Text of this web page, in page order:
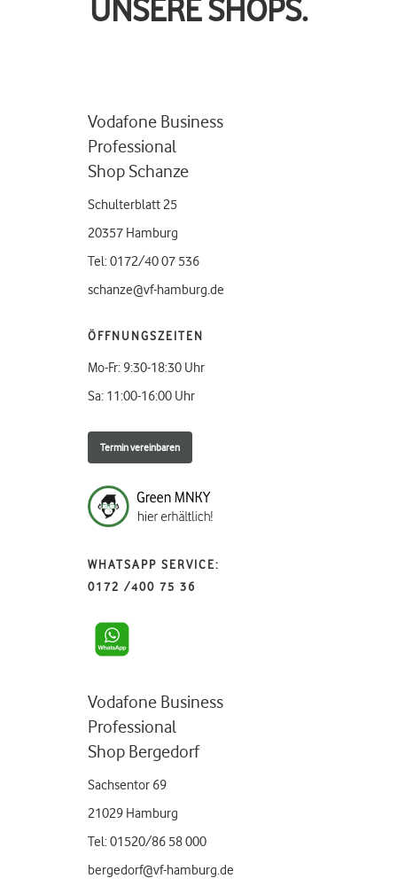
UNSERE SHOPS.
Vodafone Business
Professional
Shop Schanze
Schulterblatt 25
20357 Hamburg
Tel: 0172/40 07 536
schanze@vf-hamburg.de
ÖFFNUNGSZEITEN
Mo-Fr: 9:30-18:30 Uhr
Sa: 11:00-16:00 Uhr
Termin vereinbaren
WHATSAPP SERVICE:
0172 /400 75 36
Vodafone Business
Professional
Shop Bergedorf
Sachsentor 69
21029 Hamburg
Tel: 01520/86 58 000
bergedorf@vf-hamburg.de